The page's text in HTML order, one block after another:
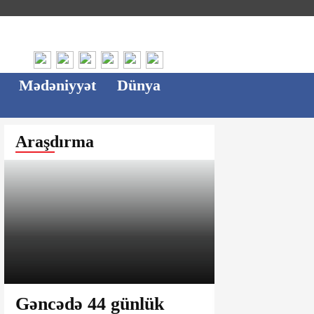
Mədəniyyət
Dünya
Araşdırma
Gəncədə 44 günlük